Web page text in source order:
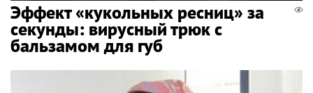
Эффект «кукольных ресниц» за
секунды: вирусный трюк с
бальзамом для губ